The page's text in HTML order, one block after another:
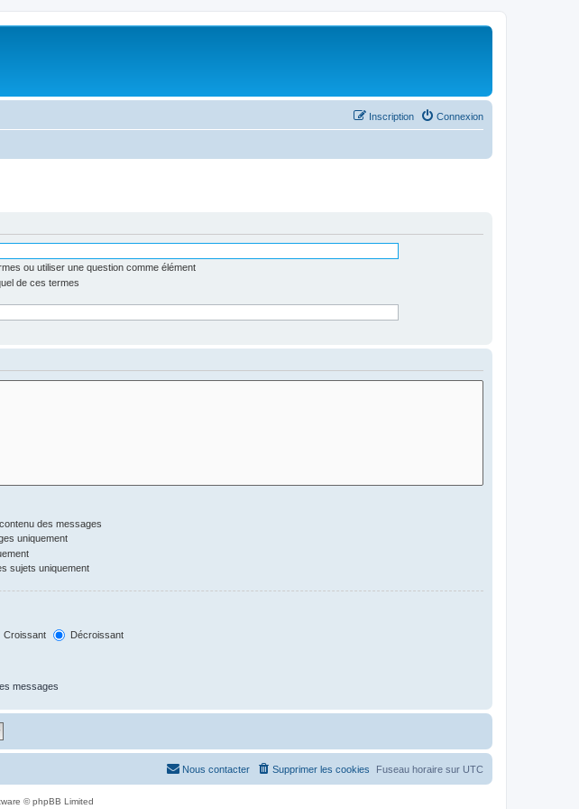
Connexion
Inscription
ou utiliser une question comme élément
de ces termes
des messages
uniquement
sujets uniquement
Croissant Décroissant
messages
Fuseau horaire sur UTC
Supprimer les cookies
Nous contacter
© phpBB Limited